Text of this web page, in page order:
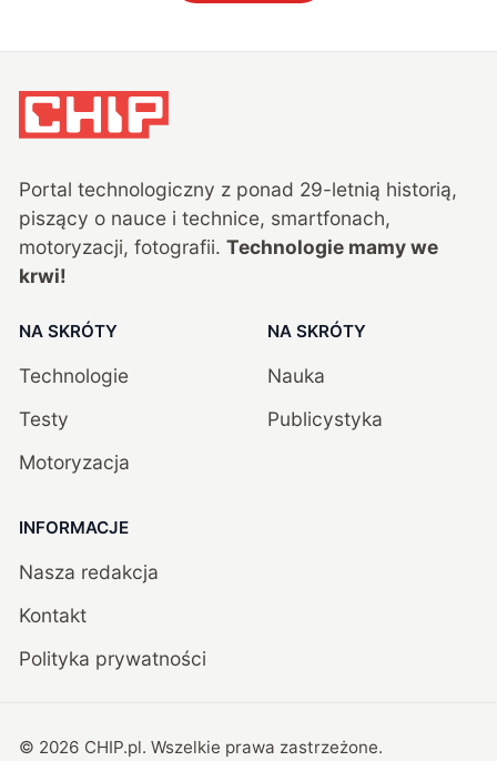
Portal technologiczny z ponad 29-letnią historią,
piszący o nauce i technice, smartfonach,
motoryzacji, fotografii. Technologie mamy we
krwi!
NA SKRÓTY
Technologie
Testy
Motoryzacja
NA SKRÓTY
Nauka
Publicystyka
INFORMACJE
Nasza redakcja
Kontakt
Polityka prywatności
© 2026 CHIP.pl. Wszelkie prawa zastrzeżone.